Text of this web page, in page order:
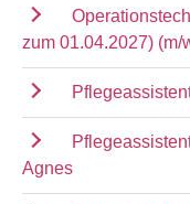
zum 01.04.2027) (m/
Agnes